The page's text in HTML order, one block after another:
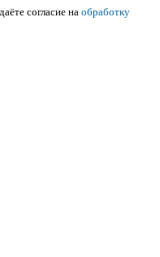
согласие на обработку